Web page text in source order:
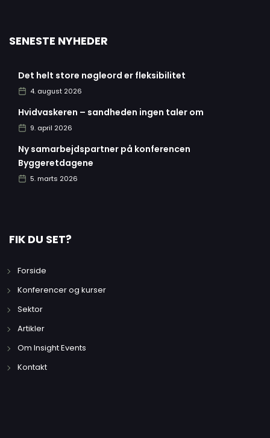
SENESTE NYHEDER
Det helt store nøgleord er fleksibilitet
4. august 2026
Hvidvaskeren – sandheden ingen taler om
9. april 2026
Ny samarbejdspartner på konferencen
Byggeretdagene
5. marts 2026
FIK DU SET?
Forside
Konferencer og kurser
Sektor
Artikler
Om Insight Events
Kontakt